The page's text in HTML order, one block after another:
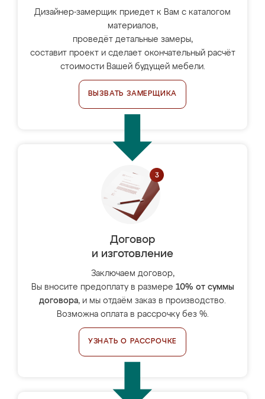
Дизайнер-замерщик приедет к Вам с каталогом
материалов,
проведёт детальные замеры,
составит проект и сделает окончательный расчёт
стоимости Вашей будущей мебели.
ВЫЗВАТЬ ЗАМЕРЩИКА
Договор
и изготовление
Заключаем договор,
Вы вносите предоплату в размере 10% от суммы
договора, и мы отдаём заказ в производство.
Возможна оплата в рассрочку без %.
УЗНАТЬ О РАССРОЧКЕ